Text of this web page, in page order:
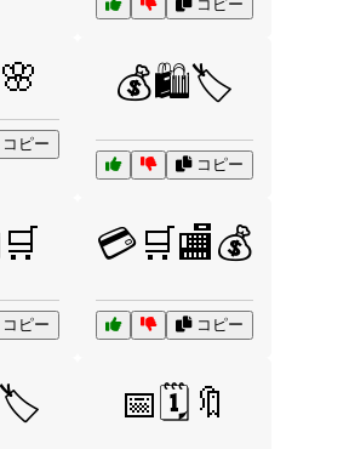
コピー
ピー
💰🛍️🏷️
コピー
ピー
💳🛒🏬💰
コピー
📅🗓️🔖